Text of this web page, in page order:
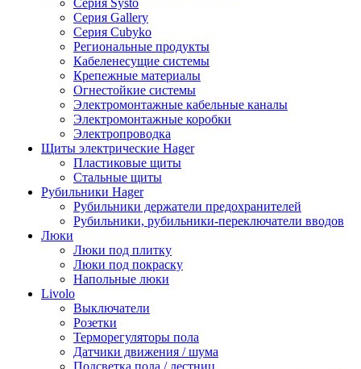
Серия Systo
Серия Gallery
Серия Cubyko
Региональные продукты
Кабеленесущие системы
Крепежные материалы
Огнестойкие системы
Электромонтажные кабельные каналы
Электромонтажные коробки
Электропроводка
Щиты электрические Hager
Пластиковые щиты
Стальные щиты
Рубильники Hager
Рубильники держатели предохранителей
Рубильники, рубильники-переключатели вводов
Люки
Люки под плитку
Люки под покраску
Напольные люки
Livolo
Выключатели
Розетки
Терморегуляторы пола
Датчики движения / шума
Подсветка пола / лестниц